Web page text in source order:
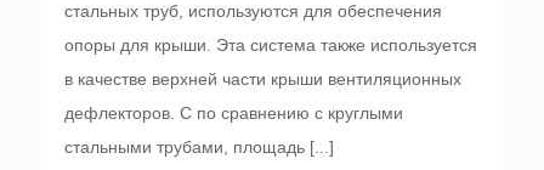
стальных труб, используются для обеспечения
опоры для крыши. Эта система также используется
в качестве верхней части крыши вентиляционных
дефлекторов. С по сравнению с круглыми
стальными трубами, площадь [...]